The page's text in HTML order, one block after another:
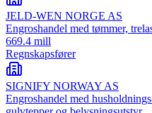
JELD-WEN NORGE AS
Engroshandel med tømmer,
669.4 mill
Regnskapsfører
SIGNIFY NORWAY AS
Engroshandel med